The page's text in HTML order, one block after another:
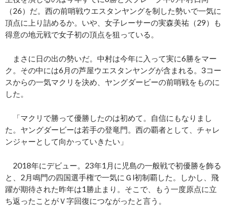
（26）だ。西の前哨戦ウエスタンヤングを制した勢いで一気に
頂点に上り詰めるか。いや、女子レーサーの実森美祐（29）も
得意の地元戦で女子初の頂点を狙っている。
まさに日の出の勢いだ。中村は今年に入って実に6勝をマー
ク。その中には6月の芦屋ウエスタンヤングが含まれる。3コー
スからの一気マクリを決め、ヤングダービーの前哨戦をものに
した。
「マクリで勝って優勝したのは初めて。自信にもなりまし
た。ヤングダービーは若手の登竜門。西の覇者として、チャレ
ンジャーとして向かっていきたい」
2018年にデビュー。23年1月に児島の一般戦で初優勝を飾る
と、2月鳴門の四国選手権で一気にＧⅠ初制覇した。しかし、飛
躍が期待された昨年は1勝止まり。そこで、もう一度原点に立
ち返ったことがＶ字回復につながったと言う。